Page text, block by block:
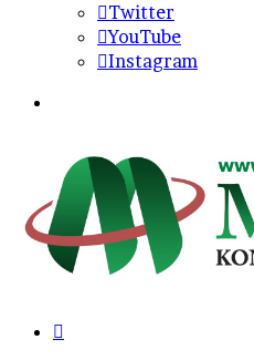
Twitter
YouTube
Instagram